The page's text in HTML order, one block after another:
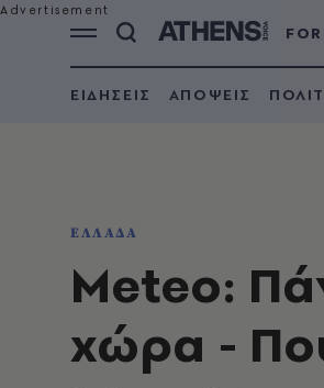
ΕΙΔΗΣΕΙΣ ΑΠΟΨΕΙΣ
ΕΛΛΑΔΑ
Meteo:
χώρα -